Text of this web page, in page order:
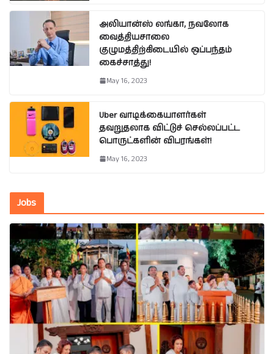
அலியான்ஸ் லங்கா, நவலோக
வைத்தியசாலை
குழுமத்திற்கிடையில் ஒப்பந்தம்
கைச்சாத்து!
May 16, 2023
Uber வாடிக்கையாளர்கள்
தவறுதலாக விட்டுச் செல்லப்பட்ட
பொருட்களின் விபரங்கள்!
May 16, 2023
Jobs